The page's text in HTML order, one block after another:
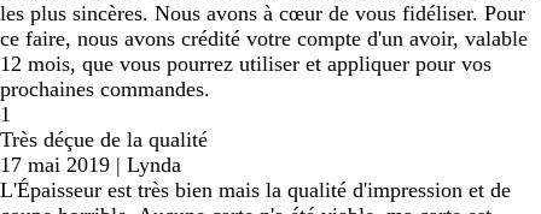
les plus sincères. Nous avons à cœur de vous fidéliser. Pour
ce faire, nous avons crédité votre compte d'un avoir, valable
12 mois, que vous pourrez utiliser et appliquer pour vos
prochaines commandes.
1
Très déçue de la qualité
17 mai 2019 | Lynda
L'Épaisseur est très bien mais la qualité d'impression et de